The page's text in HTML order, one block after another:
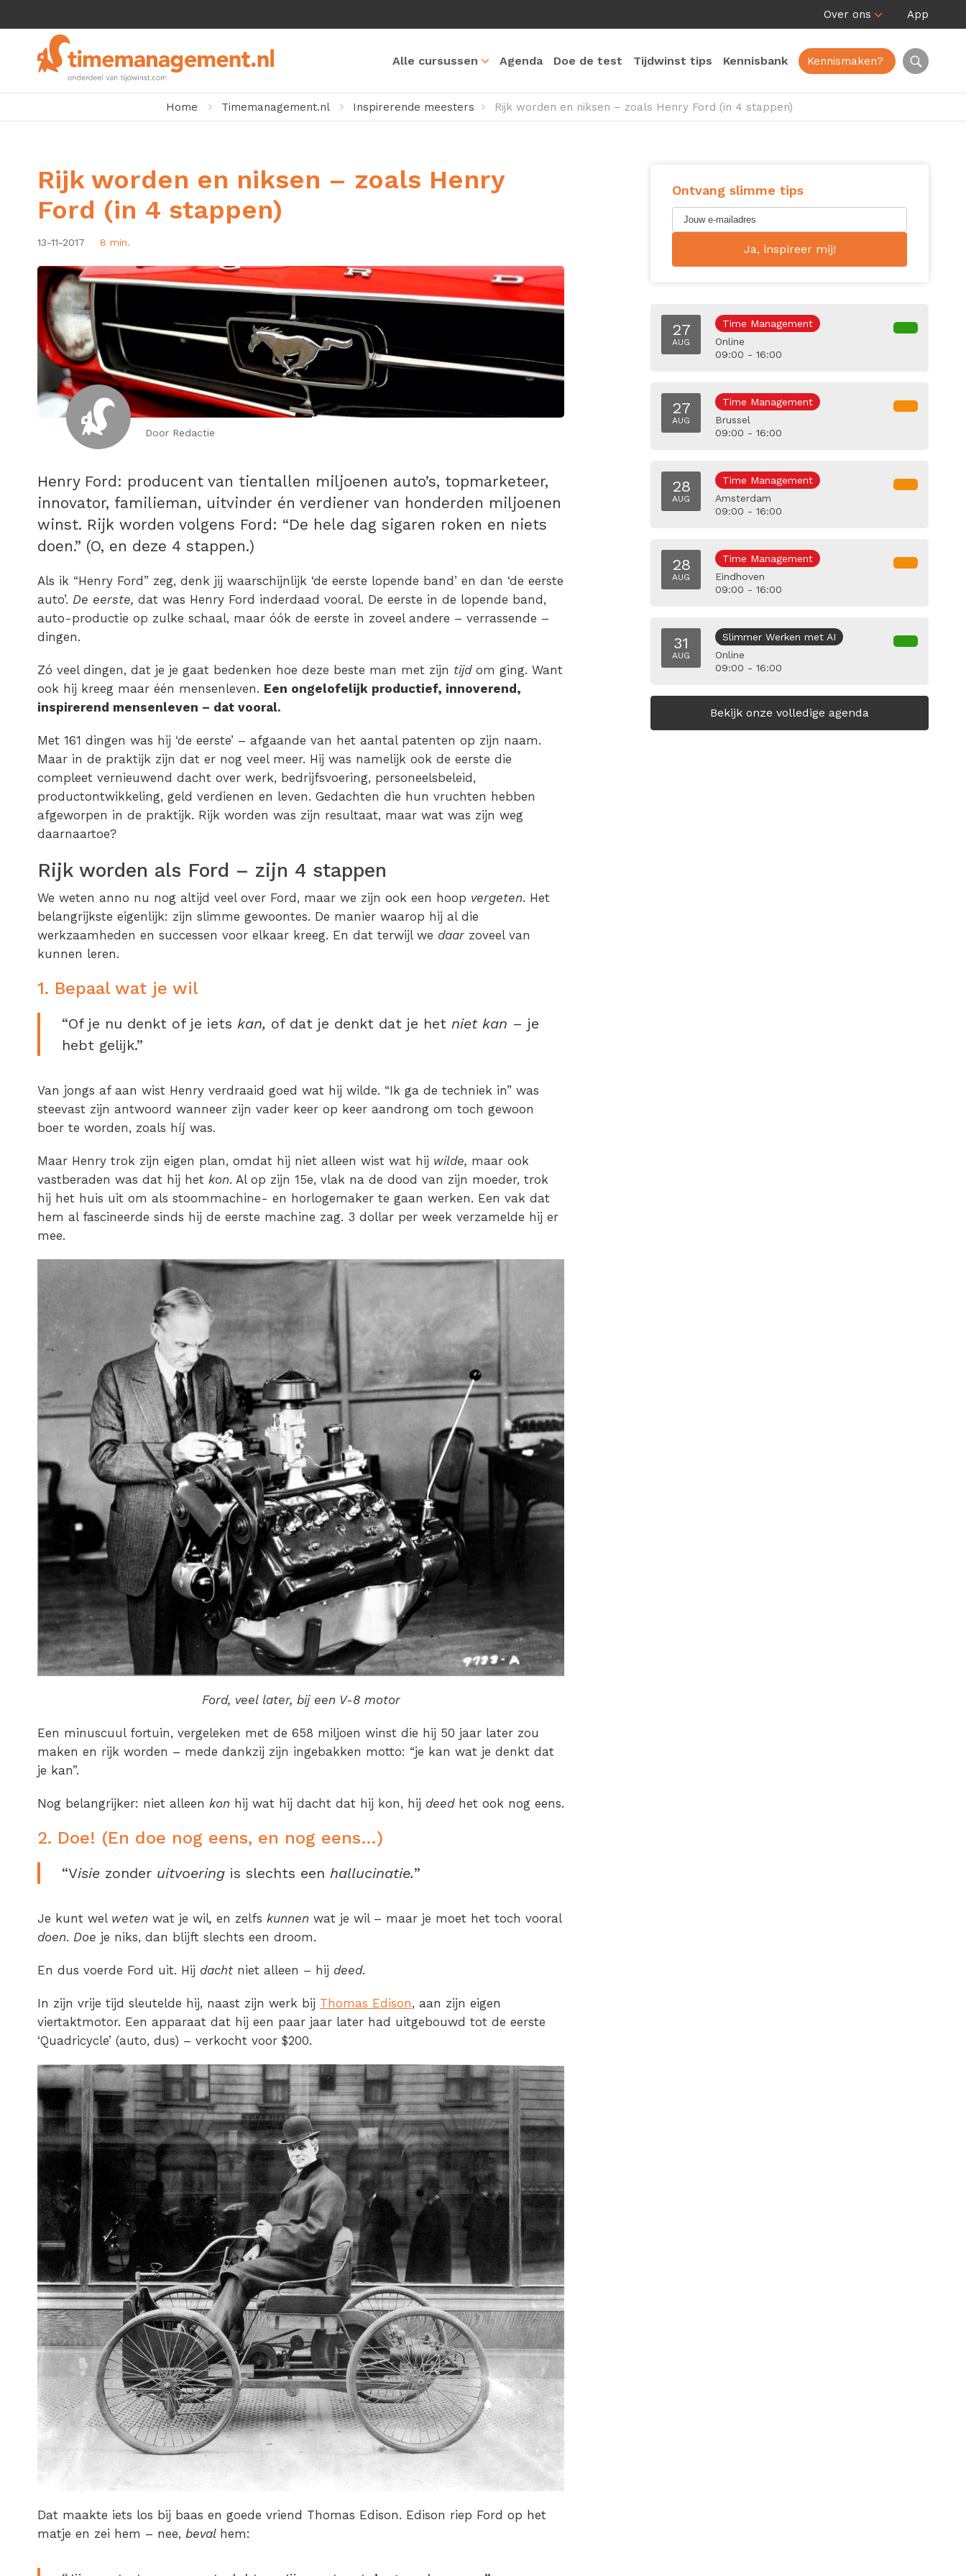
Over ons App
Alle cursussen Agenda Doe de test Tijdwinst tips Kennisbank Kennismaken?
Home Timemanagement.nl Inspirerende meesters Rijk worden en niksen – zoals Henry Ford (in 4 stappen)
Rijk worden en niksen – zoals Henry
Ford (in 4 stappen)
13-11-2017 8 min.
Door Redactie
Henry Ford: producent van tientallen miljoenen auto’s, topmarketeer,
innovator, familieman, uitvinder én verdiener van honderden miljoenen
winst. Rijk worden volgens Ford: “De hele dag sigaren roken en niets
doen.” (O, en deze 4 stappen.)
Als ik “Henry Ford” zeg, denk jij waarschijnlijk ‘de eerste lopende band’ en dan ‘de eerste
auto’. De eerste, dat was Henry Ford inderdaad vooral. De eerste in de lopende band,
auto-productie op zulke schaal, maar óók de eerste in zoveel andere – verrassende –
dingen.
Zó veel dingen, dat je je gaat bedenken hoe deze beste man met zijn tijd om ging. Want
ook hij kreeg maar één mensenleven. Een ongelofelijk productief, innoverend,
inspirerend mensenleven – dat vooral.
Met 161 dingen was hij ‘de eerste’ – afgaande van het aantal patenten op zijn naam.
Maar in de praktijk zijn dat er nog veel meer. Hij was namelijk ook de eerste die
compleet vernieuwend dacht over werk, bedrijfsvoering, personeelsbeleid,
productontwikkeling, geld verdienen en leven. Gedachten die hun vruchten hebben
afgeworpen in de praktijk. Rijk worden was zijn resultaat, maar wat was zijn weg
daarnaartoe?
Rijk worden als Ford – zijn 4 stappen
We weten anno nu nog altijd veel over Ford, maar we zijn ook een hoop vergeten. Het
belangrijkste eigenlijk: zijn slimme gewoontes. De manier waarop hij al die
werkzaamheden en successen voor elkaar kreeg. En dat terwijl we daar zoveel van
kunnen leren.
1. Bepaal wat je wil
“Of je nu denkt of je iets kan, of dat je denkt dat je het niet kan – je
hebt gelijk.”
Van jongs af aan wist Henry verdraaid goed wat hij wilde. “Ik ga de techniek in” was
steevast zijn antwoord wanneer zijn vader keer op keer aandrong om toch gewoon
boer te worden, zoals híj was.
Maar Henry trok zijn eigen plan, omdat hij niet alleen wist wat hij wilde, maar ook
vastberaden was dat hij het kon. Al op zijn 15e, vlak na de dood van zijn moeder, trok
hij het huis uit om als stoommachine- en horlogemaker te gaan werken. Een vak dat
hem al fascineerde sinds hij de eerste machine zag. 3 dollar per week verzamelde hij er
mee.
Ford, veel later, bij een V-8 motor
Een minuscuul fortuin, vergeleken met de 658 miljoen winst die hij 50 jaar later zou
maken en rijk worden – mede dankzij zijn ingebakken motto: “je kan wat je denkt dat
je kan”.
Nog belangrijker: niet alleen kon hij wat hij dacht dat hij kon, hij deed het ook nog eens.
2. Doe! (En doe nog eens, en nog eens…)
“Visie zonder uitvoering is slechts een hallucinatie.”
Je kunt wel weten wat je wil, en zelfs kunnen wat je wil – maar je moet het toch vooral
doen. Doe je niks, dan blijft slechts een droom.
En dus voerde Ford uit. Hij dacht niet alleen – hij deed.
In zijn vrije tijd sleutelde hij, naast zijn werk bij Thomas Edison, aan zijn eigen
viertaktmotor. Een apparaat dat hij een paar jaar later had uitgebouwd tot de eerste
‘Quadricycle’ (auto, dus) – verkocht voor $200.
Dat maakte iets los bij baas en goede vriend Thomas Edison. Edison riep Ford op het
matje en zei hem – nee, beval hem:
Ontvang slimme tips
27
AUG
Time Management
Online
09:00 - 16:00
27
AUG
Time Management
Brussel
09:00 - 16:00
28
AUG
Time Management
Amsterdam
09:00 - 16:00
28
AUG
Time Management
Eindhoven
09:00 - 16:00
31
AUG
Slimmer Werken met AI
Online
09:00 - 16:00
Bekijk onze volledige agenda